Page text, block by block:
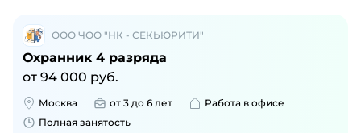
ООО ЧОО "НК - СЕКЬЮРИТИ"
Охранник 4 разряда
от 94 000 руб.
Москва от 3 до 6 лет
Работа в офисе
Полная занятость